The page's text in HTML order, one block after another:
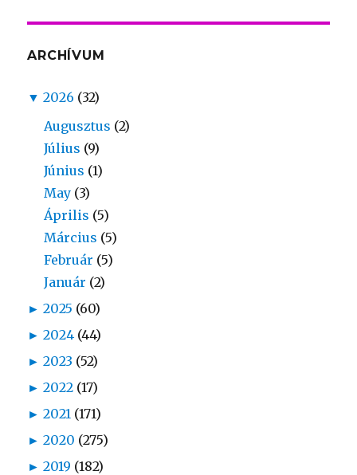
ARCHÍVUM
▼ 2026 (32)
Augusztus (2)
Július (9)
Június (1)
May (3)
Április (5)
Március (5)
Február (5)
Január (2)
► 2025 (60)
► 2024 (44)
► 2023 (52)
► 2022 (17)
► 2021 (171)
► 2020 (275)
► 2019 (182)